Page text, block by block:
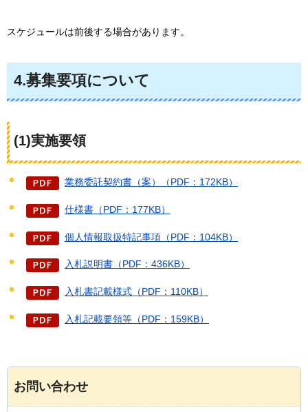
スケジュールは前後する場合があります。
4.募集要項について
(1)実施要領
業務委託契約書（案）（PDF：172KB）
仕様書（PDF：177KB）
個人情報取扱特記事項（PDF：104KB）
入札説明書（PDF：436KB）
入札書記載様式（PDF：110KB）
入札記載要領等（PDF：159KB）
お問い合わせ